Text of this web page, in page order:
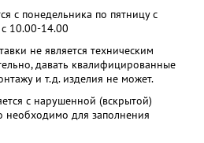
с понедельника по пятницу с
10.00-14.00
не является техническим
давать квалифицированные
и т.д. изделия не может.
с нарушенной (вскрытой)
необходимо для заполнения